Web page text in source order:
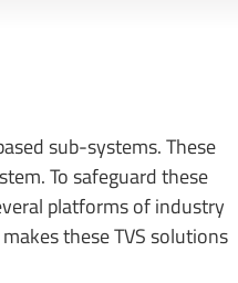
sub-systems. These
To safeguard these
platforms of industry
these TVS solutions